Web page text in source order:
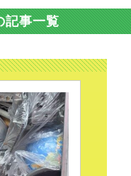
記事一覧